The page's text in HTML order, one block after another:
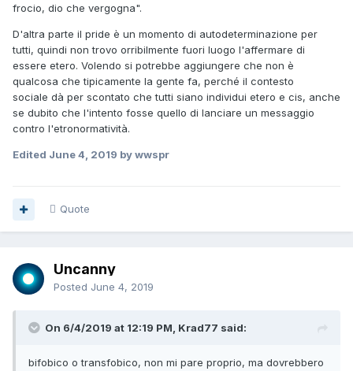
frocio, dio che vergogna".
D'altra parte il pride è un momento di autodeterminazione per
tutti, quindi non trovo orribilmente fuori luogo l'affermare di
essere etero. Volendo si potrebbe aggiungere che non è
qualcosa che tipicamente la gente fa, perché il contesto
sociale dà per scontato che tutti siano individui etero e cis, anche
se dubito che l'intento fosse quello di lanciare un messaggio
contro l'etronormatività.
Edited June 4, 2019 by wwspr
Quote
Uncanny
Posted June 4, 2019
On 6/4/2019 at 12:19 PM, Krad77 said:
bifobico o transfobico, non mi pare proprio, ma dovrebbero